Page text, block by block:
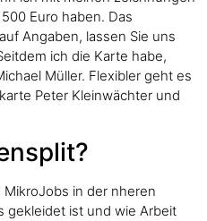
Euro haben. Das
Angaben, lassen Sie uns
ich die Karte habe,
Müller. Flexibler geht es
Peter Kleinwächter und
in der nheren
gekleidet ist und wie Arbeit